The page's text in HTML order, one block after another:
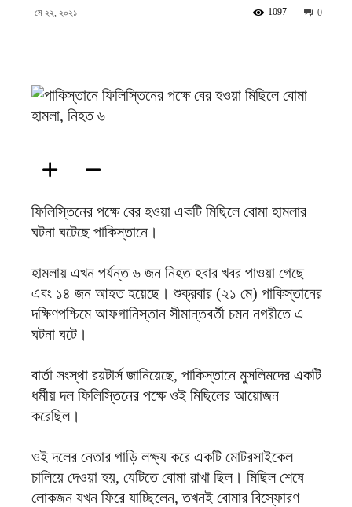
ফিরদাউস
মে ২২, ২০২১ 0
1097
ফিলিস্তিনের পক্ষে বের হওয়া একটি মিছিলে বোমা হামলার
ঘটনা ঘটেছে পাকিস্তানে।
হামলায় এখন পর্যন্ত ৬ জন নিহত হবার খবর পাওয়া গেছে
এবং ১৪ জন আহত হয়েছে। শুক্রবার (২১ মে) পাকিস্তানের
দক্ষিণপশ্চিমে আফগানিস্তান সীমান্তবর্তী চমন নগরীতে এ
ঘটনা ঘটে।
বার্তা সংস্থা রয়টার্স জানিয়েছে, পাকিস্তানে মুসলিমদের একটি
ধর্মীয় দল ফিলিস্তিনের পক্ষে ওই মিছিলের আয়োজন
করেছিল।
ওই দলের নেতার গাড়ি লক্ষ্য করে একটি মোটরসাইকেল
চালিয়ে দেওয়া হয়, যেটিতে বোমা রাখা ছিল। মিছিল শেষে
লোকজন যখন ফিরে যাচ্ছিলেন, তখনই বোমার বিস্ফোরণ